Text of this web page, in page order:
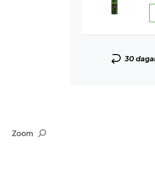
Zoom
30